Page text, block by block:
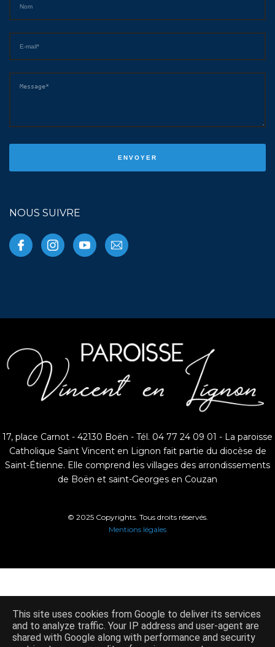
NOUS SUIVRE
17, place Carnot - 42130 Boën - Tél. 04 77 24 09 01 - La paroisse
Catholique Saint Vincent en Lignon fait partie du diocèse de
Saint-Étienne. Elle comprend les villages des arrondissements
de Boën et saint-Georges en Couzan
© 2025 Copyrights. Tous droits réservés.
Mentions légales
This site uses cookies from Google to deliver its services
and to analyze traffic. Your IP address and user-agent are
shared with Google along with performance and security